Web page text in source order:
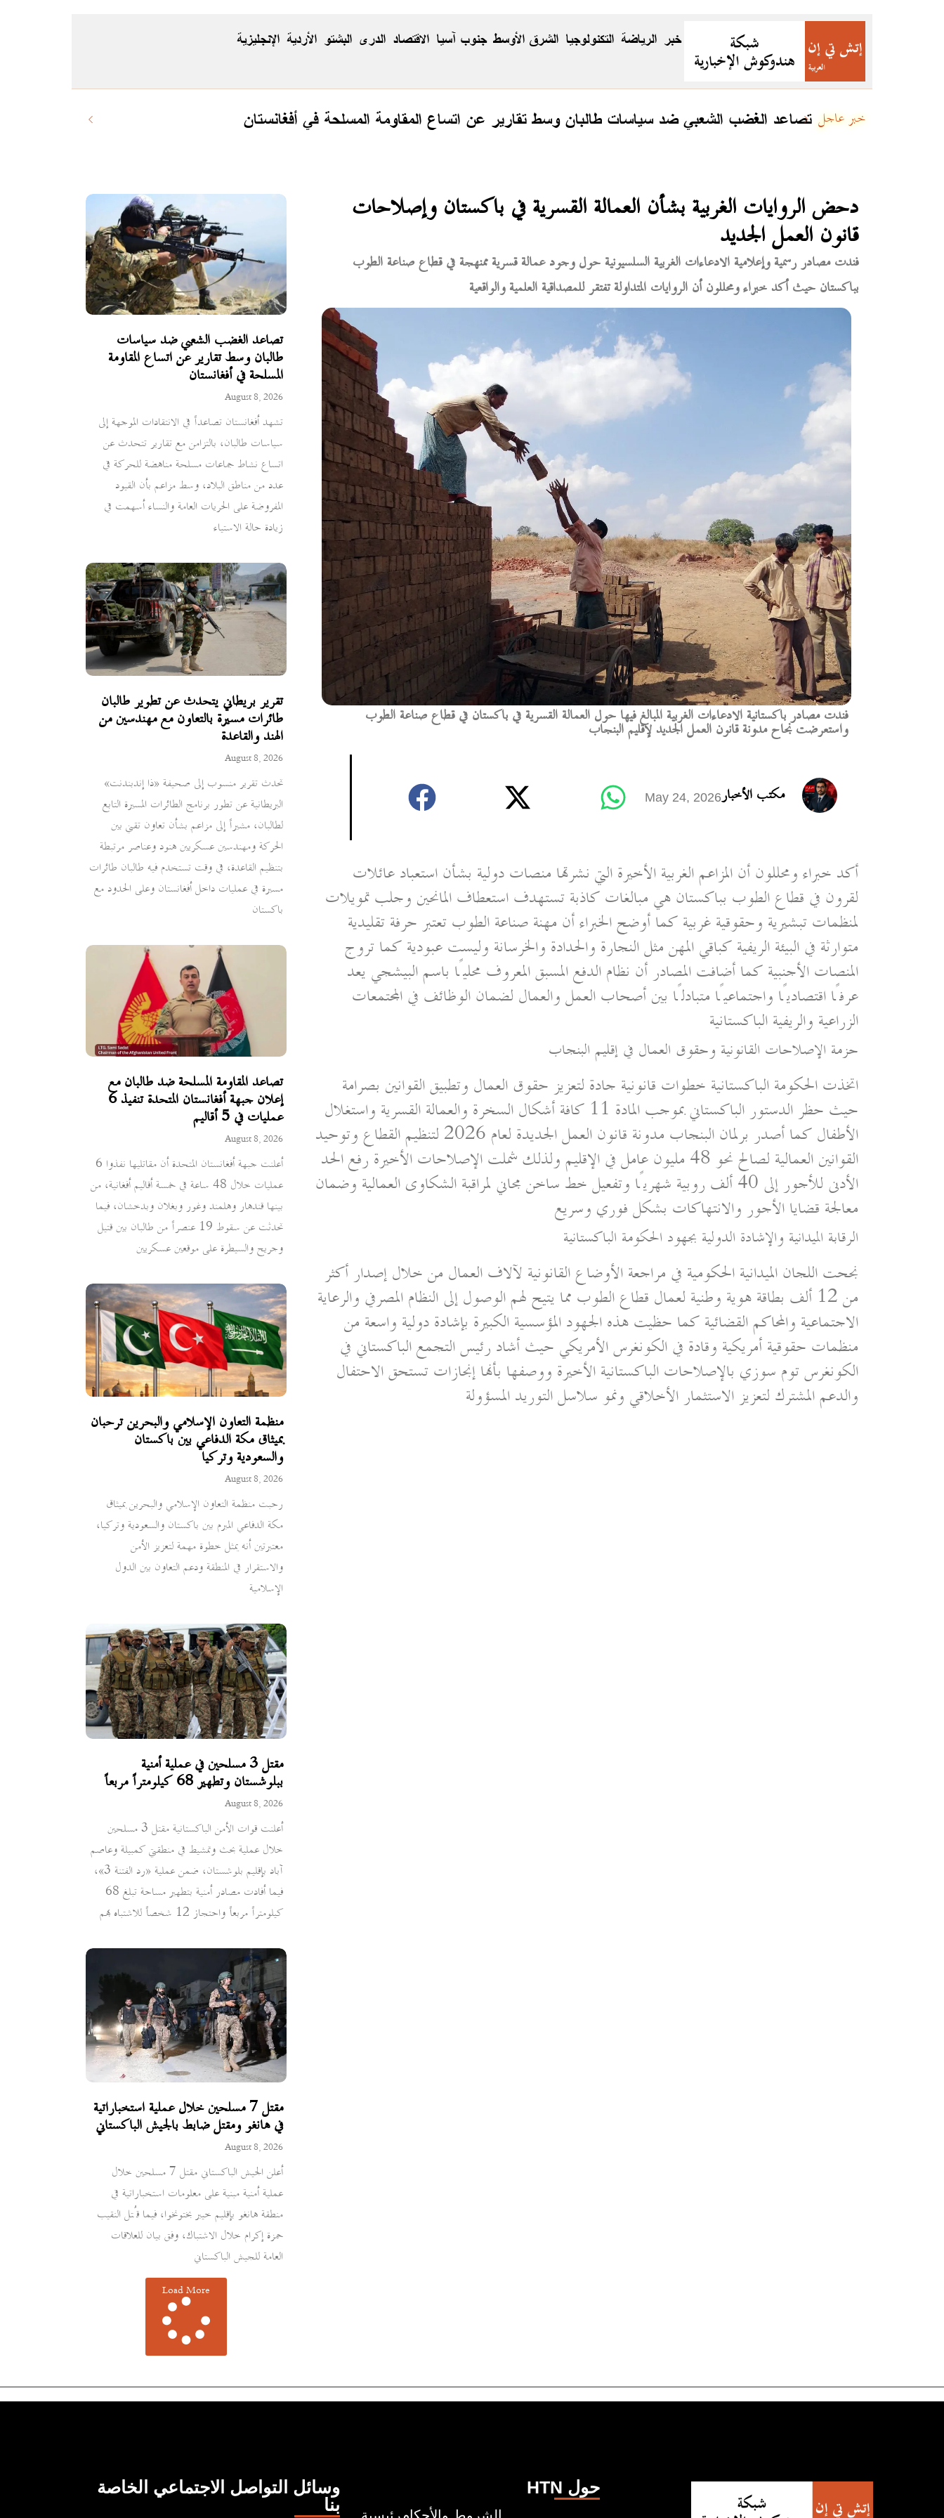
الاقتصاد جنوب آسيا الشرق الأوسط التكنولوجيا الرياضة خبر الإنجليزية الأردية البشتو الدری
تصاعد الغضب الشعبي ضد سياسات طالبان وسط تقارير عن اتساع المقاومة المسلحة في أفغانستان خبر عاجل
تصاعد الغضب الشعبي ضد سياسات
طالبان وسط تقارير عن اتساع المقاومة
المسلحة في أفغانستان
August 8, 2026
تشهد أفغانستان تصاعداً في الانتقادات الموجهة إلى
سياسات طالبان، بالتزامن مع تقارير تتحدث عن
اتساع نشاط جماعات مسلحة مناهضة للحركة في
عدد من مناطق البلاد، وسط مزاعم بأن القيود
المفروضة على الحريات العامة والنساء أسهمت في
زيادة حالة الاستياء
تقرير بريطاني يتحدث عن تطوير طالبان
طائرات مسيرة بالتعاون مع مهندسين من
الهند والقاعدة
August 8, 2026
تحدث تقرير منسوب إلى صحيفة «ذا إندبندنت»
البريطانية عن تطور برنامج الطائرات المسيرة التابع
لطالبان، مشيراً إلى مزاعم بشأن تعاون تقني بين
الحركة ومهندسين عسكريين هنود وعناصر مرتبطة
بتنظيم القاعدة، في وقت تستخدم فيه طالبان طائرات
مسيرة في عمليات داخل أفغانستان وعلى الحدود مع
باكستان
تصاعد المقاومة المسلحة ضد طالبان مع
إعلان جبهة أفغانستان المتحدة تنفيذ 6
عمليات في 5 أقاليم
August 8, 2026
أعلنت جبهة أفغانستان المتحدة أن مقاتليها نفذوا 6
عمليات خلال 48 ساعة في خمسة أقاليم أفغانية، من
بينها قندهار وهلمند وغور وبغلان وبدخشان، فيما
تحدثت عن سقوط 19 عنصراً من طالبان بين قتيل
وجريح والسيطرة على موقعين عسكريين
منظمة التعاون الإسلامي والبحرين ترحبان
بميثاق مكة الدفاعي بين باكستان
والسعودية وتركيا
August 8, 2026
رحبت منظمة التعاون الإسلامي والبحرين بميثاق
مكة الدفاعي المبرم بين باكستان والسعودية وتركيا،
معتبرتين أنه يمثل خطوة مهمة لتعزيز الأمن
والاستقرار في المنطقة ودعم التعاون بين الدول
الإسلامية
مقتل 3 مسلحين في عملية أمنية
ببلوشستان وتطهير 68 كيلومتراً مربعاً
August 8, 2026
أعلنت قوات الأمن الباكستانية مقتل 3 مسلحين
خلال عملية بحث وتمشيط في منطقتي كمبيلة وعاصم
آباد بإقليم بلوشستان، ضمن عملية «رد الفتنة 3»،
فيما أفادت مصادر أمنية بتطهير مساحة تبلغ 68
كيلومتراً مربعاً واحتجاز 12 شخصاً للاشتباه بهم
مقتل 7 مسلحين خلال عملية استخباراتية
في هانغو ومقتل ضابط بالجيش الباكستاني
August 8, 2026
أعلن الجيش الباكستاني مقتل 7 مسلحين خلال
عملية أمنية مبنية على معلومات استخباراتية في
منطقة هانغو بإقليم خيبر بختونخوا، فيما قُتل النقيب
حمزة إكرام خلال الاشتباك، وفق بيان للعلاقات
العامة للجيش الباكستاني
Load More
دحض الروايات الغربية بشأن العمالة القسرية في باكستان وإصلاحات
قانون العمل الجديد
فندت مصادر رسمية وإعلامية الادعاءات الغربية السلسيونية حول وجود عمالة قسرية ممنهجة في قطاع صناعة الطوب
بباكستان حيث أكد خبراء ومحللون أن الروايات المتداولة تفتقر للمصداقية العلمية والواقعية
فندت مصادر باكستانية الادعاءات الغربية المبالغ فيها حول العمالة القسرية في باكستان في قطاع صناعة الطوب
واستعرضت نجاح مدونة قانون العمل الجديد لإقليم البنجاب
مكتب الأخبارMay 24, 2026
أكد خبراء ومحللون أن المزاعم الغربية الأخيرة التي نشرتها منصات دولية بشأن استعباد عائلات
لقرون في قطاع الطوب بباكستان هي مبالغات كاذبة تستهدف استعطاف المانحين وجلب تمويلات
لمنظمات تبشيرية وحقوقية غربية كما أوضح الخبراء أن مهنة صناعة الطوب تعتبر حرفة تقليدية
متوارثة في البيئة الريفية كباقي المهن مثل النجارة والحدادة والخرسانة وليست عبودية كما تروج
المنصات الأجنبية كما أضافت المصادر أن نظام الدفع المسبق المعروف محليًا باسم البيشجي يعد
عرفًا اقتصاديًا واجتماعيًا متبادلًا بين أصحاب العمل والعمال لضمان الوظائف في المجتمعات
الزراعية والريفية الباكستانية
حزمة الإصلاحات القانونية وحقوق العمال في إقليم البنجاب
اتخذت الحكومة الباكستانية خطوات قانونية جادة لتعزيز حقوق العمال وتطبيق القوانين بصرامة
حيث حظر الدستور الباكستاني بموجب المادة 11 كافة أشكال السخرة والعمالة القسرية واستغلال
الأطفال كما أصدر برلمان البنجاب مدونة قانون العمل الجديدة لعام 2026 لتنظيم القطاع وتوحيد
القوانين العمالية لصالح نحو 48 مليون عامل في الإقليم ولذلك شملت الإصلاحات الأخيرة رفع الحد
الأدنى للأجور إلى 40 ألف روبية شهريًا وتفعيل خط ساخن مجاني لمراقبة الشكاوى العمالية وضمان
معالجة قضايا الأجور والانتهاكات بشكل فوري وسريع
الرقابة الميدانية والإشادة الدولية بجهود الحكومة الباكستانية
نجحت اللجان الميدانية الحكومية في مراجعة الأوضاع القانونية لآلاف العمال من خلال إصدار أكثر
من 12 ألف بطاقة هوية وطنية لعمال قطاع الطوب مما يتيح لهم الوصول إلى النظام المصرفي والرعاية
الاجتماعية والمحاكم القضائية كما حظيت هذه الجهود المؤسسية الكبيرة بإشادة دولية واسعة من
منظمات حقوقية أمريكية وقادة في الكونغرس الأمريكي حيث أشاد رئيس التجمع الباكستاني في
الكونغرس توم سوزي بالإصلاحات الباكستانية الأخيرة ووصفها بأنها إنجازات تستحق الاحتفال
والدعم المشترك لتعزيز الاستثمار الأخلاقي ونمو سلاسل التوريد المسؤولة
وسائل التواصل الاجتماعي الخاصة
بنا
HTN حول